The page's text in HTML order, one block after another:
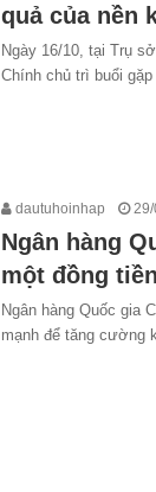
quả của nền
Ngày 16/10, tại Trụ
Chính chủ trì buổi
dautuhoinhap
Ngân hàng
một đồng
Ngân hàng Quốc gia
mạnh để tăng cường